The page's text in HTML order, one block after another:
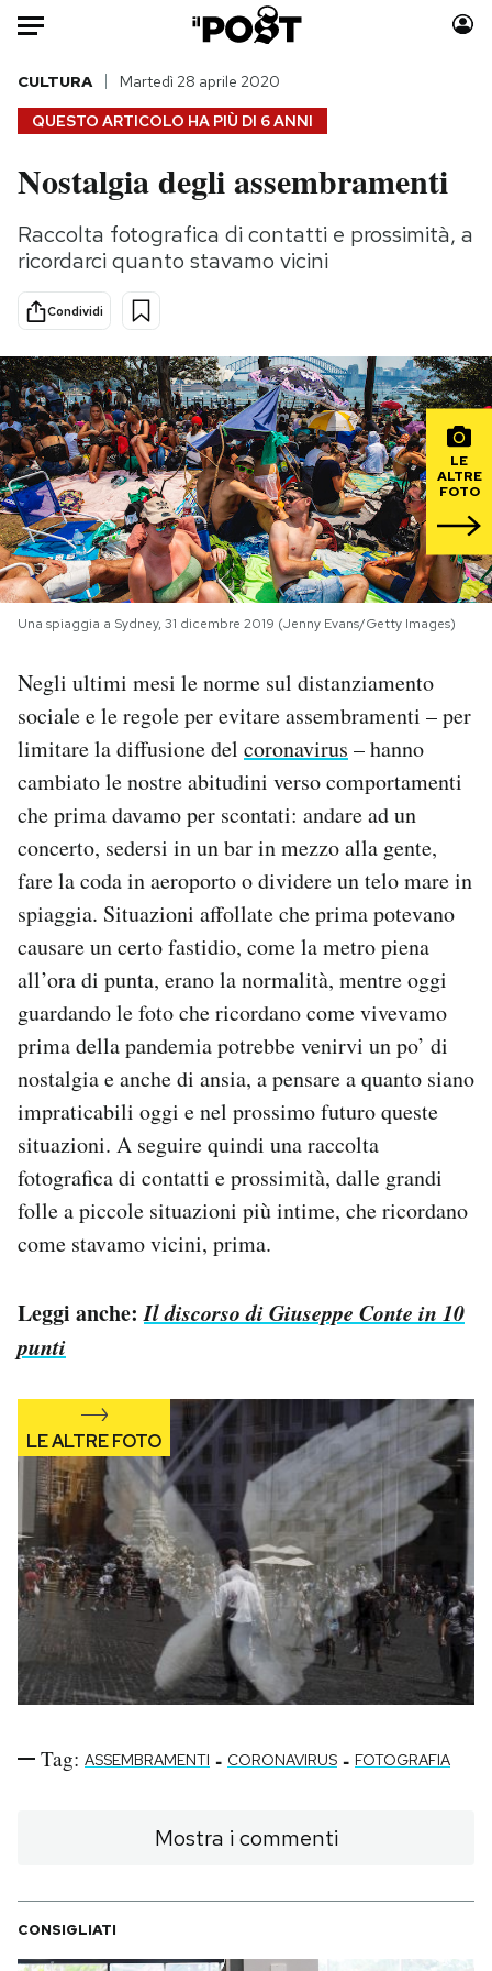
Auto
HOME
Italia
Politica
Tecnologia
Internet
Cultura
Economia
Sport
Moda
Consumismi
Europa
Altrecose
Mondiali calcio 2026
PODCAST
NEWSLETTER
I MIEI PREFERITI
SHOP
CALENDARIO
AREA PERSONALE
Area Personale
Newsletter
Notifiche mobile
Hai bisogno di aiuto?
Esci
QUESTO ARTICOLO HA PIÙ DI 6 ANNI
CULTURA Martedì 28 aprile 2020
Nostalgia degli assembramenti
Raccolta fotografica di contatti e prossimità, a
ricordarci quanto stavamo vicini
Condividi
LE
ALTRE
FOTO
Una spiaggia a Sydney, 31 dicembre 2019 (Jenny Evans/Getty Images)
Negli ultimi mesi le norme sul distanziamento
sociale e le regole per evitare assembramenti – per
limitare la diffusione del coronavirus – hanno
cambiato le nostre abitudini verso comportamenti
che prima davamo per scontati: andare ad un
concerto, sedersi in un bar in mezzo alla gente,
fare la coda in aeroporto o dividere un telo mare in
spiaggia. Situazioni affollate che prima potevano
causare un certo fastidio, come la metro piena
all’ora di punta, erano la normalità, mentre oggi
guardando le foto che ricordano come vivevamo
prima della pandemia potrebbe venirvi un po’ di
nostalgia e anche di ansia, a pensare a quanto siano
impraticabili oggi e nel prossimo futuro queste
situazioni. A seguire quindi una raccolta
fotografica di contatti e prossimità, dalle grandi
folle a piccole situazioni più intime, che ricordano
come stavamo vicini, prima.
Leggi anche:Il discorso di Giuseppe Conte in 10
punti
Tag: ASSEMBRAMENTI - CORONAVIRUS - FOTOGRAFIA
Mostra i commenti
CONSIGLIATI